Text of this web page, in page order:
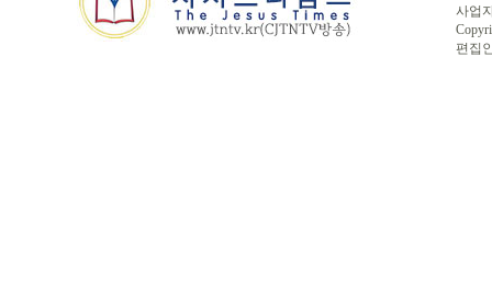
사업
편집